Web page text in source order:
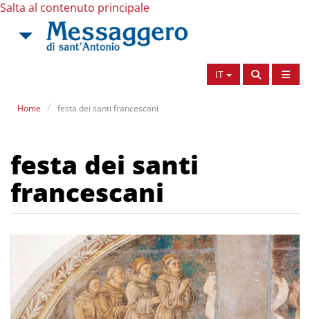
Salta al contenuto principale
IT
Home festa dei santi francescani
festa dei santi
francescani